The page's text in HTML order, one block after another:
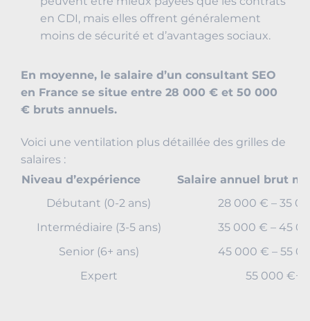
en CDI, mais elles offrent généralement
moins de sécurité et d’avantages sociaux.
En moyenne, le salaire d’un consultant SEO
en France se situe entre 28 000 € et 50 000
€ bruts annuels.
Voici une ventilation plus détaillée des grilles de
salaires :
Niveau d’expérience
Salaire annuel brut
Débutant (0-2 ans)
28 000 € – 35
Intermédiaire (3-5 ans)
35 000 € – 45
Senior (6+ ans)
45 000 € – 55
Expert
55 000 €+